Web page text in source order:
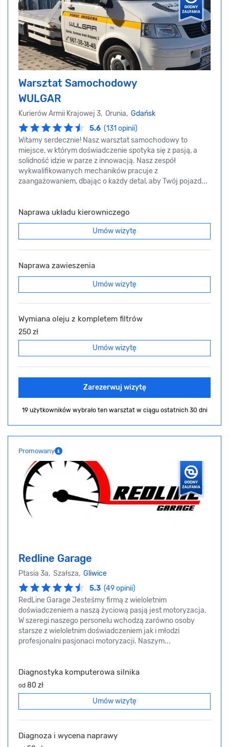
Warsztat Samochodowy
WULGAR
Kurierów Armii Krajowej 3, Orunia, Gdańsk
5.6 (131 opinii)
Witamy serdecznie! Nasz warsztat samochodowy to
miejsce, w którym doświadczenie spotyka się z pasją, a
solidność idzie w parze z innowacją. Nasz zespół
wykwalifikowanych mechaników pracuje z
zaangażowaniem, dbając o każdy detal, aby Twój pojazd...
Naprawa układu kierowniczego
Umów wizytę
Naprawa zawieszenia
Umów wizytę
Wymiana oleju z kompletem filtrów
250 zł
Umów wizytę
Zarezerwuj wizytę
19 użytkowników wybrało ten warsztat w ciągu ostatnich 30 dni
Promowany
Redline Garage
Ptasia 3a, Szałsza, Gliwice
5.3 (49 opinii)
RedLine Garage Jesteśmy firmą z wieloletnim
doświadczeniem a naszą życiową pasją jest motoryzacja.
W szeregi naszego personelu wchodzą zarówno osoby
starsze z wieloletnim doświadczeniem jak i młodzi
profesjonalni pasjonaci motoryzacji. Naszym...
Diagnostyka komputerowa silnika
od 80 zł
Umów wizytę
Diagnoza i wycena naprawy